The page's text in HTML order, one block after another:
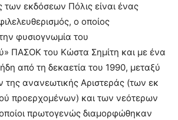
των εκδόσεων Πόλις είναι ένας
ο οποίος
φυσιογνωμία του
ΠΑΣΟΚ του Κώστα Σημίτη και με ένα
από τη δεκαετία του 1990, μεταξύ
ανανεωτικής Αριστεράς (των εκ
προερχομένων) και των νεότερων
πρωτογενώς διαμορφώθηκαν